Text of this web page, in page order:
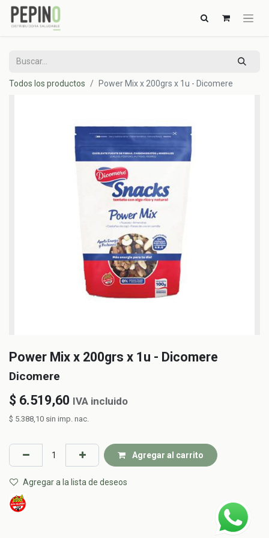
Todos los productos Power Mix x 200grs x 1u - Dicomere
Power Mix x 200grs x 1u - Dicomere
Dicomere
$ 6.519,60 IVA incluido
$ 5.388,10 sin imp. nac.
Agregar al carrito
Agregar a la lista de deseos